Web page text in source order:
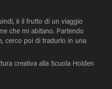
è il frutto di un viaggio
che mi abitano. Partendo
cerco poi di tradurlo in una
creativa alla Scuola Holden